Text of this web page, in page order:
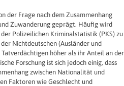
der Frage nach dem Zusammenhang
Zuwanderung geprägt. Häufig wird
Polizeilichen Kriminalstatistik (PKS) zu
Nichtdeutschen (Ausländer und
höher als ihr Anteil an der
Forschung ist sich jedoch einig, dass
zwischen Nationalität und
Faktoren wie Geschlecht und